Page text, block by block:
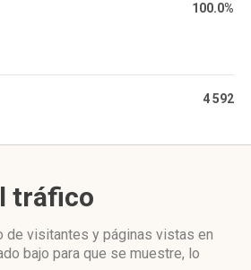
100.0%
4 592
tráfico
de visitantes y páginas vistas en
bajo para que se muestre, lo